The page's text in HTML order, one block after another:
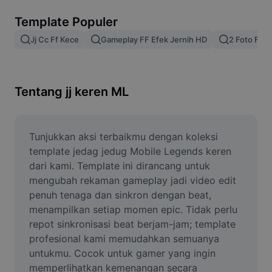
Gabung gambar
Ubah Ukuran Gambar
Pembuat Meme
AI Text Remover
AI People Remover
AI Inpainting
Face Cutout
Template Populer
Jj Cc Ff Kece Gameplay FF Efek Jernih HD 2 Foto FF
Tentang jj keren ML
Tunjukkan aksi terbaikmu dengan koleksi
template jedag jedug Mobile Legends keren
dari kami. Template ini dirancang untuk
mengubah rekaman gameplay jadi video edit
penuh tenaga dan sinkron dengan beat,
menampilkan setiap momen epic. Tidak perlu
repot sinkronisasi beat berjam-jam; template
profesional kami memudahkan semuanya
untukmu. Cocok untuk gamer yang ingin
memperlihatkan kemenangan secara